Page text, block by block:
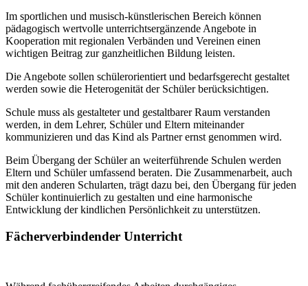
Im sportlichen und musisch-künstlerischen Bereich können
pädagogisch wertvolle unterrichtsergänzende Angebote in
Kooperation mit regionalen Verbänden und Vereinen einen
wichtigen Beitrag zur ganzheitlichen Bildung leisten.
Die Angebote sollen schülerorientiert und bedarfsgerecht gestaltet
werden sowie die Heterogenität der Schüler berücksichtigen.
Schule muss als gestalteter und gestaltbarer Raum verstanden
werden, in dem Lehrer, Schüler und Eltern miteinander
kommunizieren und das Kind als Partner ernst genommen wird.
Beim Übergang der Schüler an weiterführende Schulen werden
Eltern und Schüler umfassend beraten. Die Zusammenarbeit, auch
mit den anderen Schularten, trägt dazu bei, den Übergang für jeden
Schüler kontinuierlich zu gestalten und eine harmonische
Entwicklung der kindlichen Persönlichkeit zu unterstützen.
Fächerverbindender Unterricht